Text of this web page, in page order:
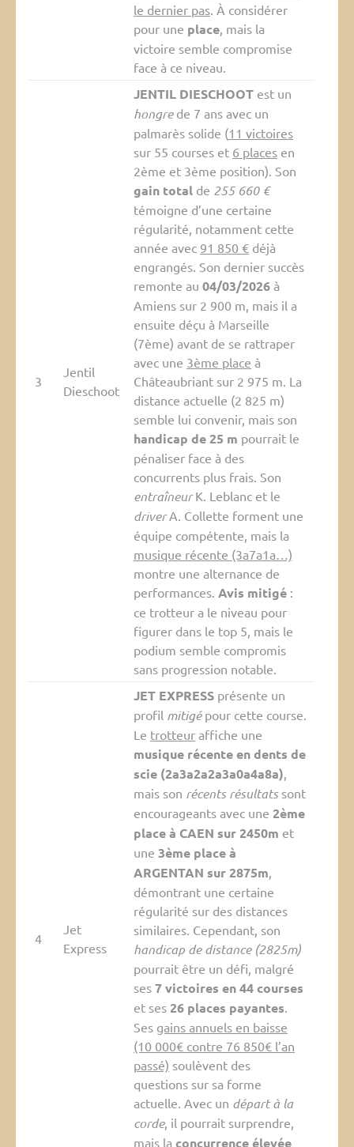
le dernier pas. À considérer
pour une place, mais la
victoire semble compromise
face à ce niveau.
3
Jentil
Dieschoot
JENTIL DIESCHOOTest un
hongrede 7 ans avec un
palmarès solide (11 victoires
sur 55 courses et 6 placesen
2ème et 3ème position). Son
gain totalde 255 660 €
témoigne d’une certaine
régularité, notamment cette
année avec 91 850 €déjà
engrangés. Son dernier succès
remonte au 04/03/2026à
Amiens sur 2 900 m, mais il a
ensuite déçu à Marseille
(7ème) avant de se rattraper
avec une 3ème place à
Châteaubriant sur 2 975 m. La
distance actuelle (2 825 m)
semble lui convenir, mais son
handicap de 25 m pourrait le
pénaliser face à des
concurrents plus frais. Son
entraîneurK. Leblanc et le
driverA. Collette forment une
équipe compétente, mais la
musique récente (3a7a1a…)
montre une alternance de
performances. Avis mitigé:
ce trotteur a le niveau pour
figurer dans le top 5, mais le
podium semble compromis
sans progression notable.
4
Jet
Express
JET EXPRESSprésente un
profil mitigépour cette course.
Le trotteuraffiche une
musique récente en dents de
scie (2a3a2a2a3a0a4a8a),
mais son récents résultatssont
encourageants avec une 2ème
place à CAEN sur 2450m et
une 3ème place à
ARGENTAN sur 2875m,
démontrant une certaine
régularité sur des distances
similaires. Cependant, son
handicap de distance (2825m)
pourrait être un défi, malgré
ses 7 victoires en 44 courses
et ses 26 places payantes.
Ses gains annuels en baisse
(10 000€ contre 76 850€ l’an
passé) soulèvent des
questions sur sa forme
actuelle. Avec un départ à la
corde, il pourrait surprendre,
mais la concurrence élevée